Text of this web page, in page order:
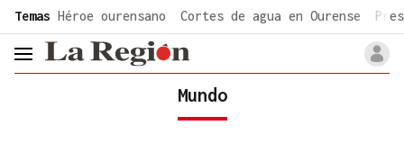
common.go-to-content
Temas Héroe ourensano Cortes de agua en Ourense
header.menu.open
Mundo